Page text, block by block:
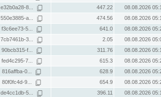
e32b0a28-8... 447.22
08.08.2026
550e3885-a... 474.56
08.08.2026
f3c6ee73-5... 641.0
08.08.2026
7cb7461b-3... 2.05
08.08.2026
90bcb315-f... 311.76
08.08.2026
fed4c295-7... 615.3
08.08.2026
816affba-0... 628.9
08.08.2026
80f0fc4d-9... 654.9
08.08.2026
de4cc1db-5... 396.11 08.08.2026